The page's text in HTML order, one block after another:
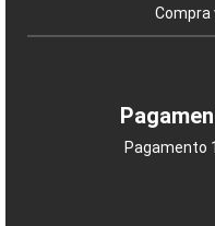
Compra
Pagamento